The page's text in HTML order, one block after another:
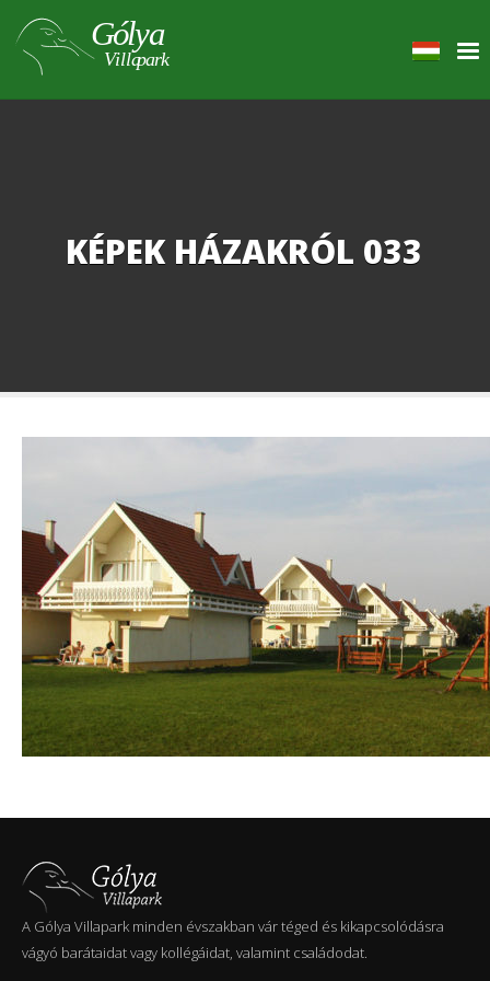
KÉPEK HÁZAKRÓL 033
A Gólya Villapark minden évszakban vár téged és kikapcsolódásra
vágyó barátaidat vagy kollégáidat, valamint családodat.